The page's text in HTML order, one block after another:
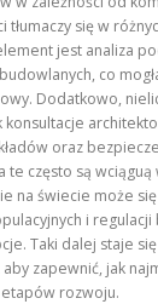
tłumaczy się w
jest analiza
co
Dodatkowo,
konsultacje
oraz
te często są
na świecie może
i
Taki dalej staje
zapewnić, jak
rozwoju.